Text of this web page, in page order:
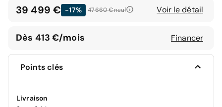
39 499 € -17% 47 660 €neuf Voir le détail
Dès 413 €/mois Financer
Points clés
Livraison